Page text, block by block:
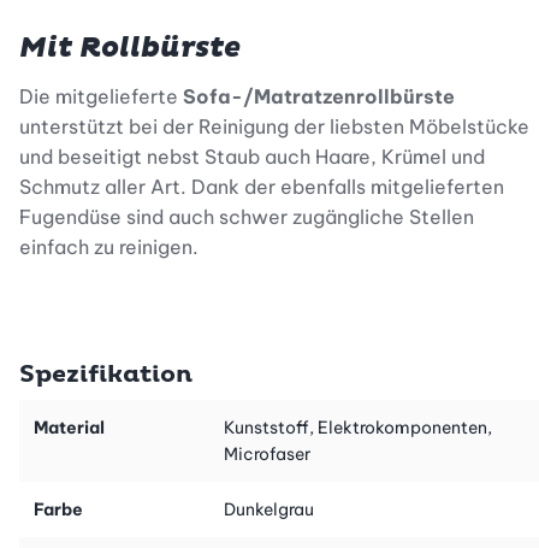
Mit Rollbürste
Die mitgelieferte Sofa-/Matratzenrollbürste
unterstützt bei der Reinigung der liebsten Möbelstücke
und beseitigt nebst Staub auch Haare, Krümel und
Schmutz aller Art. Dank der ebenfalls mitgelieferten
Fugendüse sind auch schwer zugängliche Stellen
einfach zu reinigen.
Spezifikation
Material
Kunststoff, Elektrokomponenten,
Microfaser
Farbe Dunkelgrau